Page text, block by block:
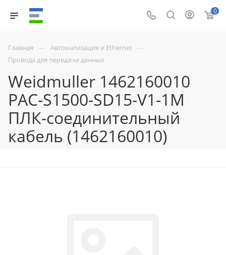
0
Главная — Автоматизация и Ethernet —
Провода для передачи данных
Weidmuller 1462160010
PAC-S1500-SD15-V1-1M
ПЛК-соединительный
кабель (1462160010)